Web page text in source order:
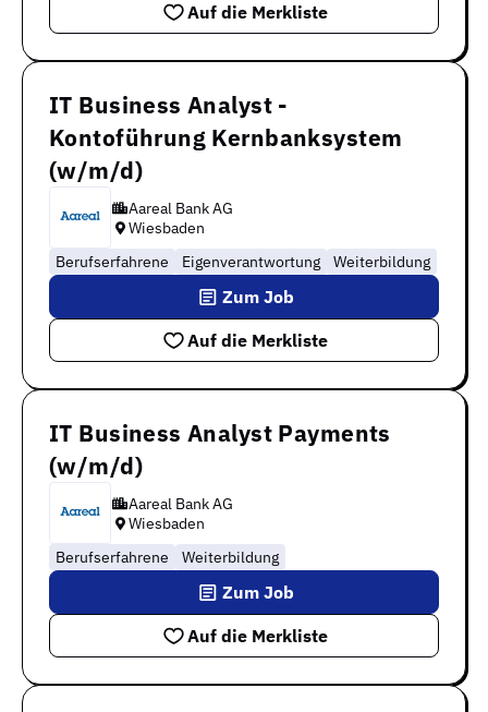
Auf die Merkliste
IT Business Analyst -
Kontoführung Kernbanksystem
(w/m/d)
Aareal Bank AG
Wiesbaden
Berufserfahrene
Eigenverantwortung Weiterbildung
Auf die Merkliste
Zum Job
IT Business Analyst Payments
(w/m/d)
Aareal Bank AG
Wiesbaden
Berufserfahrene
Weiterbildung
Auf die Merkliste
Zum Job